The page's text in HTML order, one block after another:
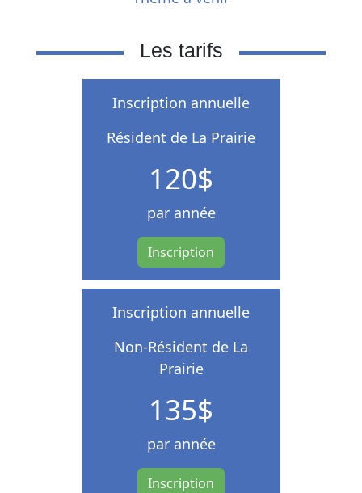
Les tarifs
Inscription annuelle
Résident de La Prairie
120$
par année
Inscription
Inscription annuelle
Non-Résident de La
Prairie
135$
par année
Inscription